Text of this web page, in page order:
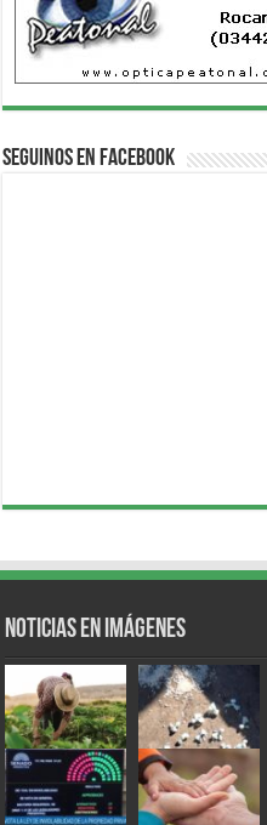
Seguinos en Facebook
Noticias en Imágenes